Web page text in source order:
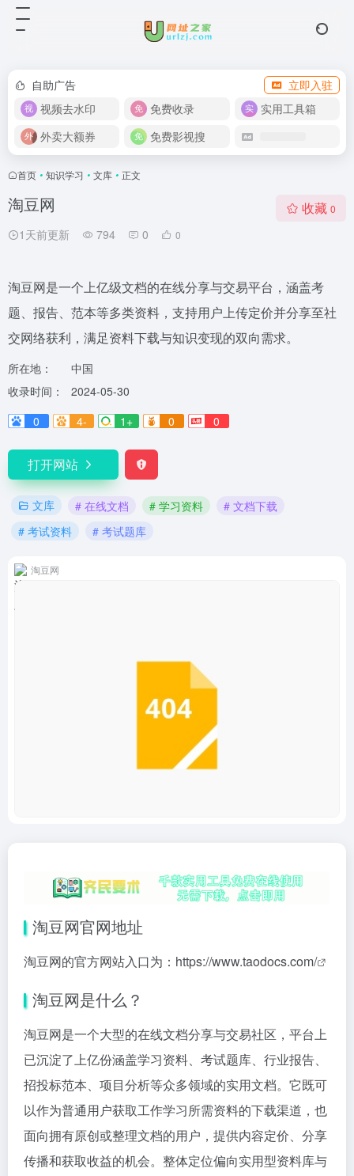
自助广告
立即入驻
视频去水印
免费收录
实用工具箱
外卖大额券
免费影视搜
首页 • 知识学习 • 文库 • 正文
淘豆网
1天前更新 794 0 0
收藏 0
淘豆网是一个上亿级文档的在线分享与交易平台，涵盖考
题、报告、范本等多类资料，支持用户上传定价并分享至社
交网络获利，满足资料下载与知识变现的双向需求。
所在地：
中国
收录时间：
2024-05-30
0
4- 1+ 0 0
打开网站
文库 # 在线文档 # 学习资料
# 文档下载
# 考试资料
# 考试题库
淘豆网
淘豆网官网地址
淘豆网的官方网站入口为： https://www.taodocs.com/
淘豆网是什么？
淘豆网是一个大型的在线文档分享与交易社区，平台上
已沉淀了上亿份涵盖学习资料、考试题库、行业报告、
招投标范本、项目分析等众多领域的实用文档。它既可
以作为普通用户获取工作学习所需资料的下载渠道，也
面向拥有原创或整理文档的用户，提供内容定价、分享
传播和获取收益的机会。整体定位偏向实用型资料库与